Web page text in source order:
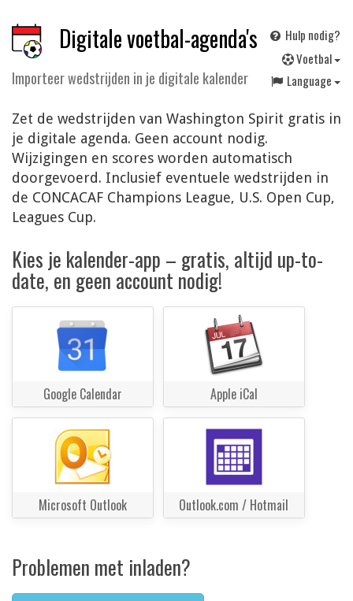
Digitale voetbal-agenda's
Importeer wedstrijden in je digitale kalender
Hulp nodig?
Voetbal
Language
Zet de wedstrijden van Washington Spirit gratis in
je digitale agenda. Geen account nodig.
Wijzigingen en scores worden automatisch
doorgevoerd. Inclusief eventuele wedstrijden in
de CONCACAF Champions League, U.S. Open Cup,
Leagues Cup.
Kies je kalender-app – gratis, altijd up-to-
date, en geen account nodig!
Google Calendar Apple iCal
Microsoft Outlook Outlook.com / Hotmail
Problemen met inladen?